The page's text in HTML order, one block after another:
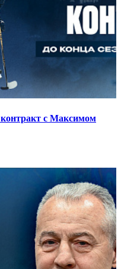
с Максимом